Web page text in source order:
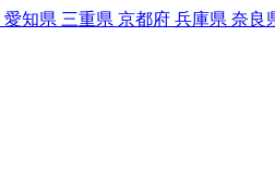
愛知県 三重県 京都府 兵庫県 奈良